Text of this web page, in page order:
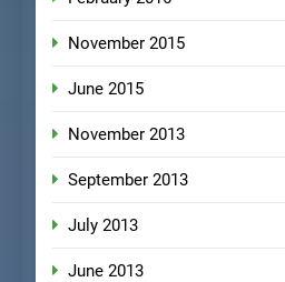
November 2015
June 2015
November 2013
September 2013
July 2013
June 2013